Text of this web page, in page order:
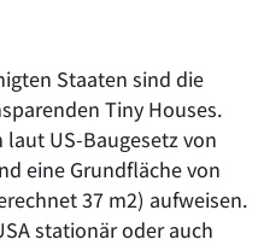
Staaten sind die
Tiny Houses.
laut US-Baugesetz von
eine Grundfläche von
37 m2) aufweisen.
stationär oder auch